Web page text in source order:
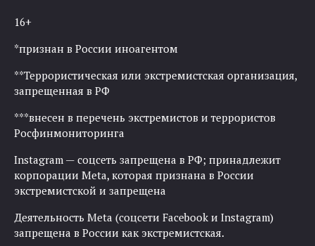
16+
*признан в России иноагентом
**Террористическая или экстремистская организация,
запрещенная в РФ
***внесен в перечень экстремистов и террористов
Росфинмониторинга
Instagram — соцсеть запрещена в РФ; принадлежит
корпорации Meta, которая признана в России
экстремистской и запрещена
Деятельность Meta (соцсети Facebook и Instagram)
запрещена в России как экстремистская.